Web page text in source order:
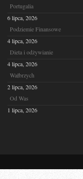
Portugalia
6 lipca, 2026
Podziemie Finansowe
4 lipca, 2026
Dieta i odżywianie
4 lipca, 2026
Wałbrzych
2 lipca, 2026
Od Was
1 lipca, 2026